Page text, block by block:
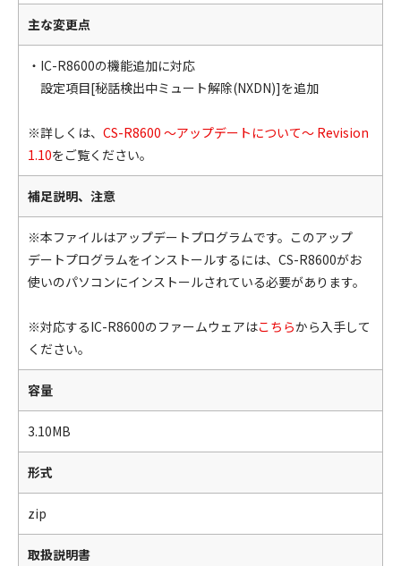
主な変更点
・IC-R8600の機能追加に対応
設定項目[秘話検出中ミュート解除(NXDN)]を追加
※詳しくは、 CS-R8600 ～アップデートについて～ Revision
1.10をご覧ください。
補足説明、注意
※本ファイルはアップデートプログラムです。このアップ
デートプログラムをインストールするには、CS-R8600がお
使いのパソコンにインストールされている必要があります。
※対応するIC-R8600のファームウェアはこちらから入手して
ください。
容量
3.10MB
形式
zip
取扱説明書